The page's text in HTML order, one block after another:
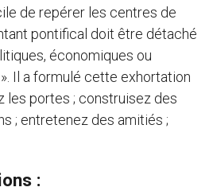
de repérer les centres de
pontifical doit être détaché
économiques ou
Il a formulé cette exhortation
les portes ; construisez des
; entretenez des amitiés ;
: